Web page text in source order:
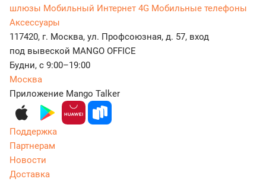
шлюзы Мобильный Интернет 4G Мобильные телефоны
Аксессуары
117420, г. Москва, ул. Профсоюзная, д. 57, вход
под вывеской MANGO OFFICE
Будни, с 9:00–19:00
Москва
Приложение Mango Talker
Поддержка
Партнерам
Новости
Доставка